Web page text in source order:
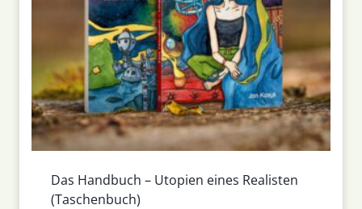
Das Handbuch – Utopien eines Realisten
(Taschenbuch)